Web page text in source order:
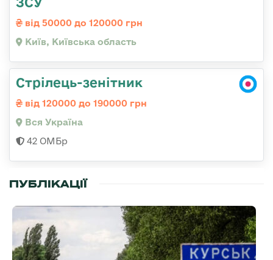
від 50000 до 120000 грн
Київ, Київська область
Стрілець-зенітник
від 120000 до 190000 грн
Вся Україна
42 ОМБр
ПУБЛІКАЦІЇ